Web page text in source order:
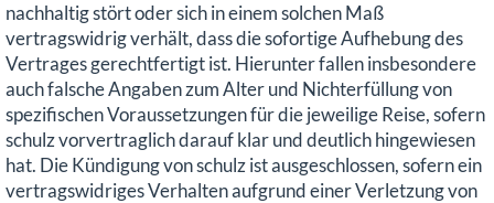
nachhaltig stört oder sich in einem solchen Maß
vertragswidrig verhält, dass die sofortige Aufhebung des
Vertrages gerechtfertigt ist. Hierunter fallen insbesondere
auch falsche Angaben zum Alter und Nichterfüllung von
spezifischen Voraussetzungen für die jeweilige Reise, sofern
schulz vorvertraglich darauf klar und deutlich hingewiesen
hat. Die Kündigung von schulz ist ausgeschlossen, sofern ein
vertragswidriges Verhalten aufgrund einer Verletzung von